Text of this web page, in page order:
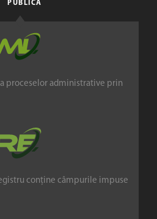
proceselor administrative prin
conține câmpurile impuse
PUBLICĂ